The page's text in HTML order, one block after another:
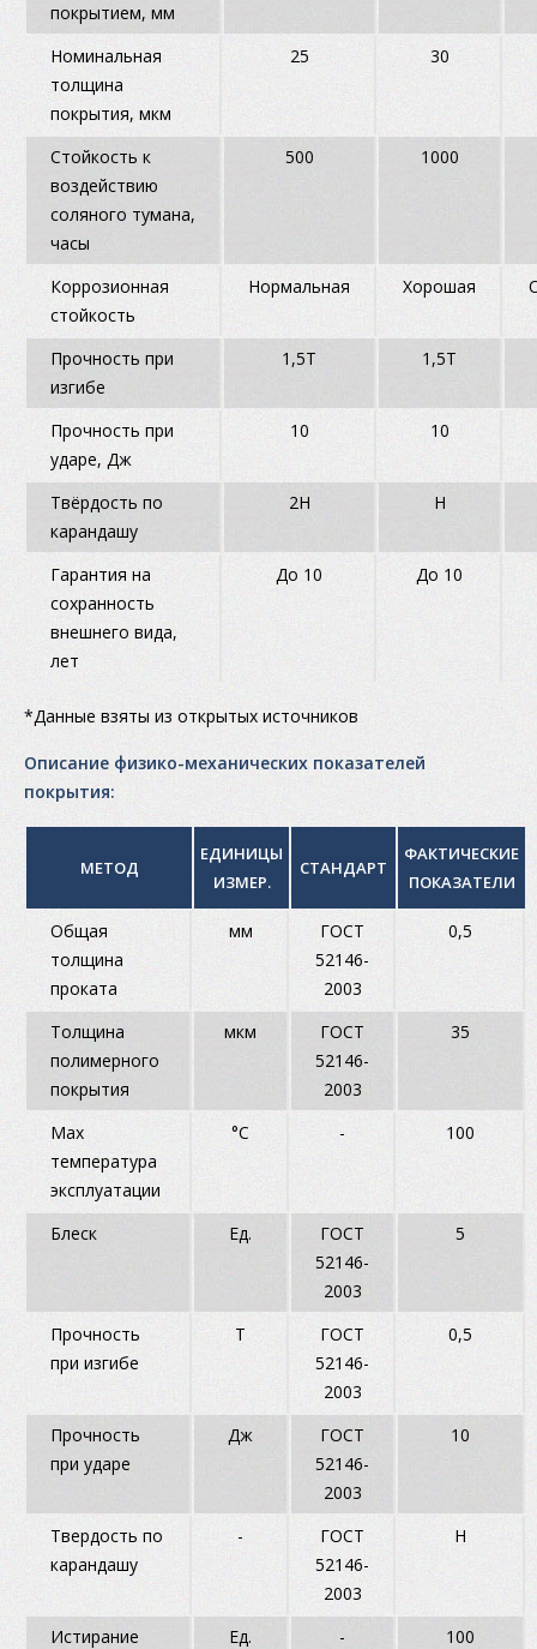
покрытием, мм
Номинальная
толщина
покрытия, мкм
25 30
Стойкость к
воздействию
соляного тумана,
часы
500 1000
Коррозионная
стойкость
Нормальная Хорошая
Прочность при
изгибе
1,5T 1,5Т
Прочность при
ударе, Дж
10 10
Твёрдость по
карандашу
2Н Н
Гарантия на
сохранность
внешнего вида,
лет
До 10 До 10
*Данные взяты из открытых источников
Описание физико-механических показателей
покрытия:
МЕТОД
ЕДИНИЦЫ
ИЗМЕР.
СТАНДАРТ
ФАКТИЧЕСКИЕ
ПОКАЗАТЕЛИ
Общая
толщина
проката
мм
ГОСТ
52146-
2003
0,5
Толщина
полимерного
покрытия
мкм
ГОСТ
52146-
2003
35
Max
температура
эксплуатации
°C - 100
Блеск Ед.
ГОСТ
52146-
2003
5
Прочность
при изгибе
T
ГОСТ
52146-
2003
0,5
Прочность
при ударе
Дж
ГОСТ
52146-
2003
10
Твердость по
карандашу
-
ГОСТ
52146-
2003
Н
Истирание
Ед. - 100